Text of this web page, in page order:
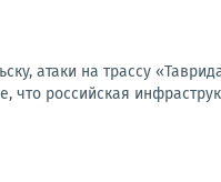
атаки на трассу
российская